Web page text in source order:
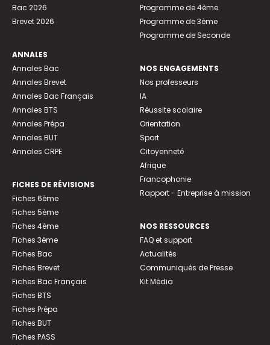
Bac 2026
Brevet 2026
ANNALES
Annales Bac
Annales Brevet
Annales Bac Français
Annales BTS
Annales Prépa
Annales BUT
Annales CRPE
FICHES DE RÉVISIONS
Fiches 6ème
Fiches 5ème
Fiches 4ème
Fiches 3ème
Fiches Bac
Fiches Brevet
Fiches Bac Français
Fiches BTS
Fiches Prépa
Fiches BUT
Fiches PASS
Programme de 4ème
Programme de 3ème
Programme de Seconde
NOS ENGAGEMENTS
Nos professeurs
IA
Réussite scolaire
Orientation
Sport
Citoyenneté
Afrique
Francophonie
Rapport - Entreprise à mission
NOS RESSOURCES
FAQ et support
Actualités
Communiqués de Presse
Kit Média